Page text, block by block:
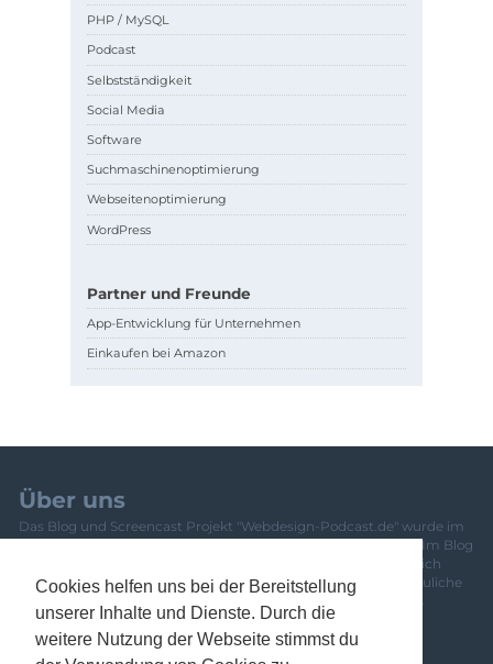
Cookies helfen uns bei der Bereitstellung
unserer Inhalte und Dienste. Durch die
weitere Nutzung der Webseite stimmst du
PHP / MySQL
Podcast
Selbstständigkeit
Social Media
Software
Suchmaschinenoptimierung
Webseitenoptimierung
WordPress
Partner und Freunde
App-Entwicklung für Unternehmen
Einkaufen bei Amazon
Über uns
Das Blog und Screencast Projekt "Webdesign-Podcast.de" wurde im
Jahr 2010 von Pascal Bajorat und Sascha Rudolph gegründet. Im Blog
und den Screencast-Folgen werden aktuelle Themen im Bereich
Webdesign und Entwicklung behandelt. Einfache und anschauliche
Tutorials oder Video-Trainings vermitteln Anfängern wie Profis
frisches Wissen. Eine Übersicht über das gesamte Team und
Mitwirkende isthier zu finden.
Newsletter